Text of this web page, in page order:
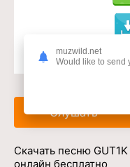
Доступ к
Слушать
Скачать песню
онлайн бесплатно
muzwild.net
Would like to send